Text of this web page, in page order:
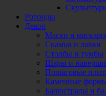
Ротонды
Декор
Маски и
Скамьи и лавки
Столбы и тумбы
Шары и
Пошаговые
Каменные
Балюстрады и